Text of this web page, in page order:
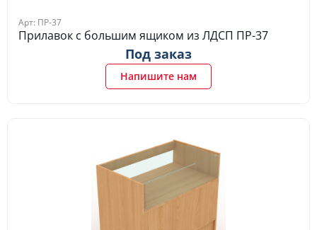
Арт: ПР-37
Прилавок с большим ящиком из ЛДСП ПР-37
Под заказ
Напишите нам